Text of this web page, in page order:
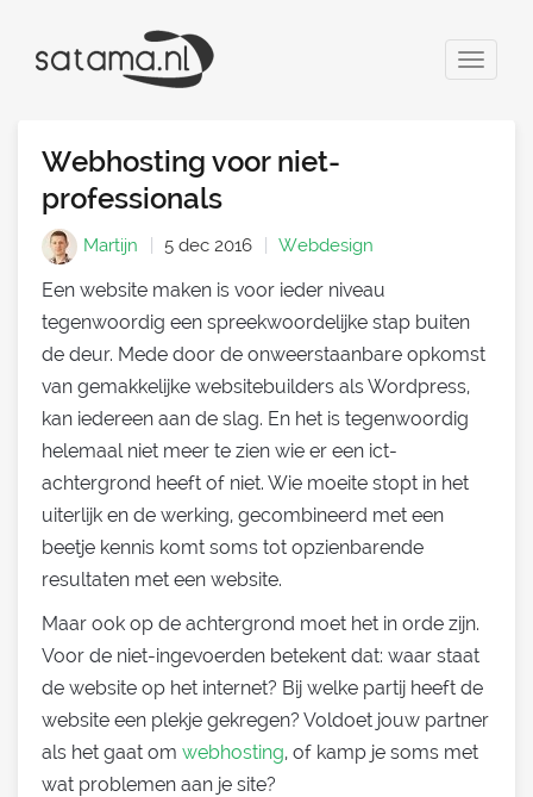
Toggle
​Webhosting voor niet-
professionals
Martijn 5 dec 2016 Webdesign
Een website maken is voor ieder niveau
tegenwoordig een spreekwoordelijke stap buiten
de deur. Mede door de onweerstaanbare opkomst
van gemakkelijke websitebuilders als Wordpress,
kan iedereen aan de slag. En het is tegenwoordig
helemaal niet meer te zien wie er een ict-
achtergrond heeft of niet. Wie moeite stopt in het
uiterlijk en de werking, gecombineerd met een
beetje kennis komt soms tot opzienbarende
resultaten met een website.
Maar ook op de achtergrond moet het in orde zijn.
Voor de niet-ingevoerden betekent dat: waar staat
de website op het internet? Bij welke partij heeft de
website een plekje gekregen? Voldoet jouw partner
als het gaat om webhosting, of kamp je soms met
wat problemen aan je site?